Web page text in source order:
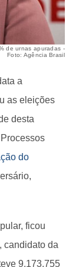
de urnas apuradas -
Foto: Agência Brasil
a
as eleições
desta
do
ficou
candidato da
9.173.755